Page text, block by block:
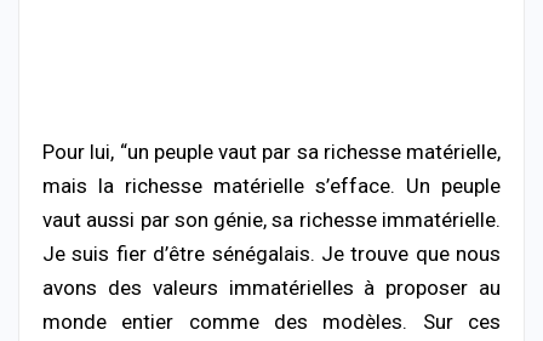
Pour lui, “un peuple vaut par sa richesse matérielle,
mais la richesse matérielle s’efface. Un peuple
vaut aussi par son génie, sa richesse immatérielle.
Je suis fier d’être sénégalais. Je trouve que nous
avons des valeurs immatérielles à proposer au
monde entier comme des modèles. Sur ces